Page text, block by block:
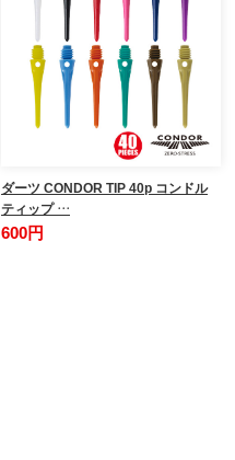
ダーツ CONDOR TIP 40p コンドル
ティップ …
600円